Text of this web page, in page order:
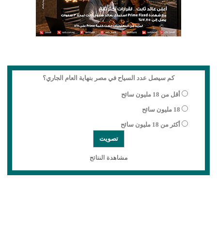
كم سيصل عدد السياح في مصر بنهاية العام الجاري؟
أقل من 18 مليون سائح
18 مليون سائح
أكثر من 18 مليون سائح
مشاهدة النتائج